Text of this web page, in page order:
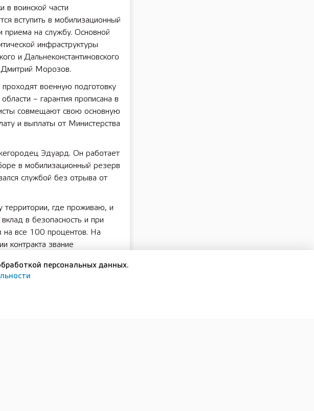
в воинской части
вступить в мобилизационный
приема на службу. Основной
инфраструктуры
и Дальнеконстантиновского
Дмитрий Морозов.
военную подготовку
– гарантия прописана в
совмещают свою основную
и выплаты от Министерства
Эдуард. Он работает
в мобилизационный резерв
службой без отрыва от
территории, где проживаю, и
в безопасность и при
на все 100 процентов. На
контракта звание
для мужчин
службу. Поэтому он и
персональных данных.